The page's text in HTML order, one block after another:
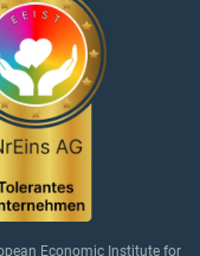
Economic Institute for